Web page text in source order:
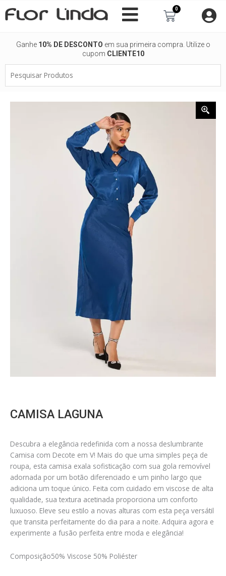
para
0
Carrinho
Ganhe 10% DE DESCONTO em sua primeira compra. Utilize o
cupom CLIENTE10
Produtos
CAMISA LAGUNA
Descubra a elegância redefinida com a nossa deslumbrante
Camisa com Decote em V! Mais do que uma simples peça de
roupa, esta camisa exala sofisticação com sua gola removível
adornada por um botão diferenciado e um pinho largo que
adiciona um toque único. Feita com cuidado em viscose de alta
qualidade, sua textura acetinada proporciona um conforto
luxuoso. Eleve seu estilo a novas alturas com esta peça versátil
que transita perfeitamente do dia para a noite. Adquira agora e
experimente a fusão perfeita entre moda e elegância!
Composição50% Viscose 50% Poliéster